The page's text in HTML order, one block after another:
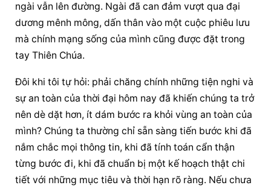
ngài vẫn lên đường. Ngài đã can đảm vượt qua đại
dương mênh mông, dấn thân vào một cuộc phiêu lưu
mà chính mạng sống của mình cũng được đặt trong
tay Thiên Chúa.
Đôi khi tôi tự hỏi: phải chăng chính những tiện nghi và
sự an toàn của thời đại hôm nay đã khiến chúng ta trở
nên dè dặt hơn, ít dám bước ra khỏi vùng an toàn của
mình? Chúng ta thường chỉ sẵn sàng tiến bước khi đã
nắm chắc mọi thông tin, khi đã tính toán cẩn thận
từng bước đi, khi đã chuẩn bị một kế hoạch thật chi
tiết với những mục tiêu và thời hạn rõ ràng. Nếu chưa